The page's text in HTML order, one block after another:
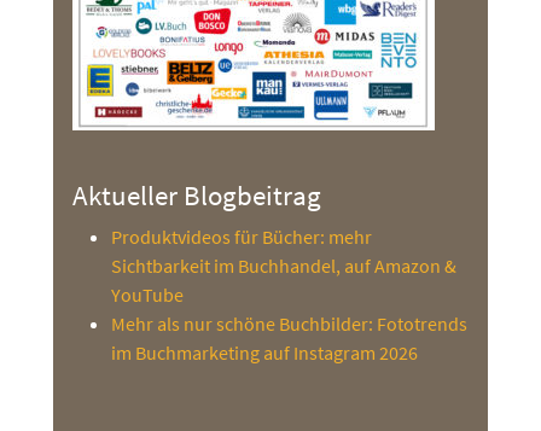
Aktueller Blogbeitrag
Produktvideos für Bücher: mehr
Sichtbarkeit im Buchhandel, auf Amazon &
YouTube
Mehr als nur schöne Buchbilder: Fototrends
im Buchmarketing auf Instagram 2026